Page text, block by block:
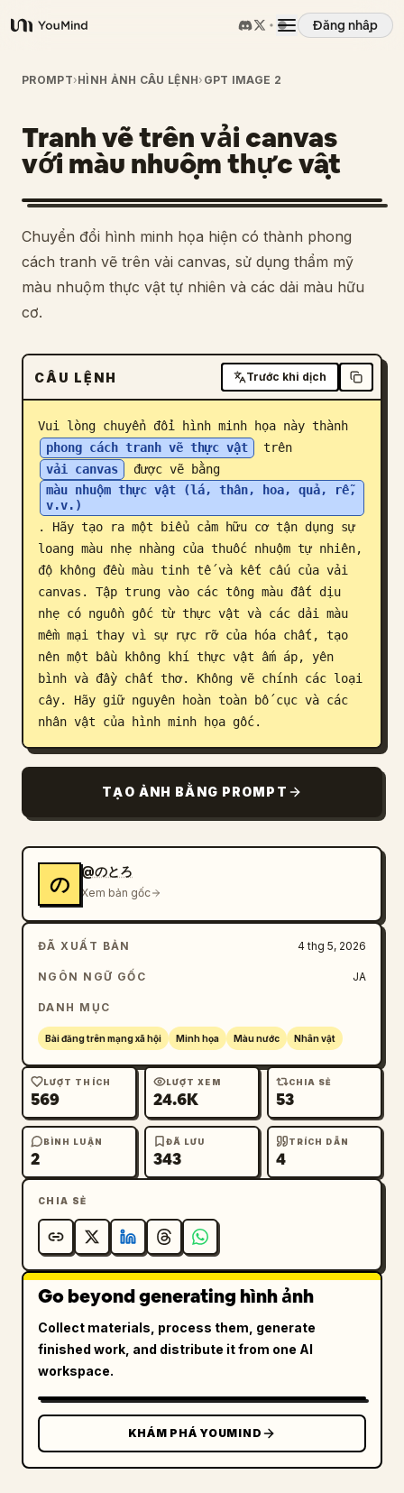
YouMind
Đăng nhập
Tổng quan
Các trường hợp sử dụng
Kỹ năng
Lời nhắc
Giá cả
Tải xuống
Blog
Cập nhật
PROMPT›HÌNH ẢNH CÂU LỆNH› GPT IMAGE 2
Tranh vẽ trên vải canvas
với màu nhuộm thực vật
Chuyển đổi hình minh họa hiện có thành phong
cách tranh vẽ trên vải canvas, sử dụng thẩm mỹ
màu nhuộm thực vật tự nhiên và các dải màu hữu
cơ.
CÂU LỆNH Trước khi dịch
Vui lòng chuyển đổi hình minh họa này thành
phong cách tranh vẽ thực vật
trên
vải canvas
được vẽ bằng
màu nhuộm thực vật (lá, thân, hoa, quả, rễ,
v.v.)
. Hãy tạo ra một biểu cảm hữu cơ tận dụng sự
loang màu nhẹ nhàng của thuốc nhuộm tự nhiên,
độ không đều màu tinh tế và kết cấu của vải
canvas. Tập trung vào các tông màu đất dịu
nhẹ có nguồn gốc từ thực vật và các dải màu
mềm mại thay vì sự rực rỡ của hóa chất, tạo
nên một bầu không khí thực vật ấm áp, yên
bình và đầy chất thơ. Không vẽ chính các loại
cây. Hãy giữ nguyên hoàn toàn bố cục và các
nhân vật của hình minh họa gốc.
TẠO ẢNH BẰNG PROMPT
の
@のとろ
Xem bản gốc
ĐÃ XUẤT BẢN 4 thg 5, 2026
NGÔN NGỮ GỐC JA
DANH MỤC
Bài đăng trên mạng xã hội Minh họa Màu nước Nhân vật
LƯỢT THÍCH
569
LƯỢT XEM
24.6K
CHIA SẺ
53
BÌNH LUẬN
2
ĐÃ LƯU
343
TRÍCH DẪN
4
CHIA SẺ
Go beyond generating hình ảnh
Collect materials, process them, generate
finished work, and distribute it from one AI
workspace.
KHÁM PHÁ YOUMIND